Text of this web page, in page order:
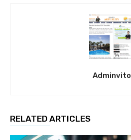
Adminvito
RELATED ARTICLES